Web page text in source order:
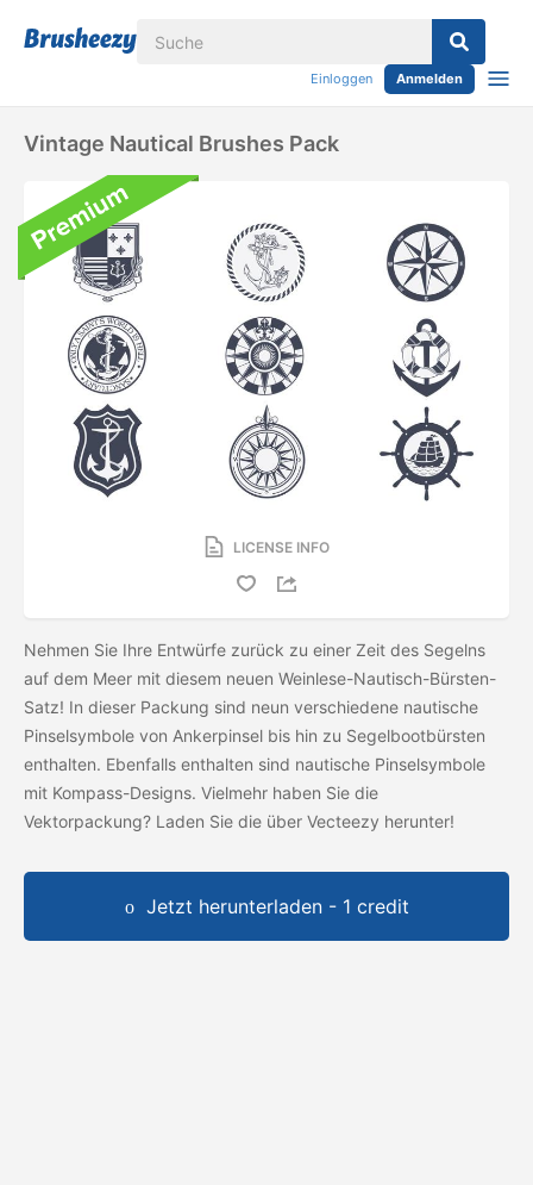
Einloggen Anmelden
Vintage Nautical Brushes Pack
LICENSE INFO
Nehmen Sie Ihre Entwürfe zurück zu einer Zeit des Segelns
auf dem Meer mit diesem neuen Weinlese-Nautisch-Bürsten-
Satz! In dieser Packung sind neun verschiedene nautische
Pinselsymbole von Ankerpinsel bis hin zu Segelbootbürsten
enthalten. Ebenfalls enthalten sind nautische Pinselsymbole
mit Kompass-Designs. Vielmehr haben Sie die
Vektorpackung? Laden Sie die über Vecteezy herunter!
Jetzt herunterladen - 1 credit